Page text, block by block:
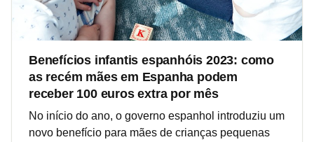
Benefícios infantis espanhóis 2023: como
as recém mães em Espanha podem
receber 100 euros extra por mês
No início do ano, o governo espanhol introduziu um
novo benefício para mães de crianças pequenas